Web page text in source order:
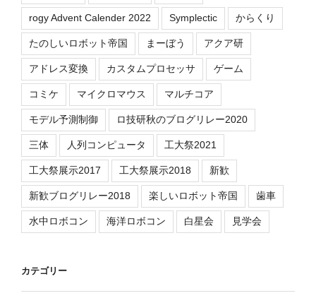
rogy Advent Calender 2022 Symplectic からくり
たのしいロボット帝国 まーぼう アクア研
アドレス変換 カスタムプロセッサ ゲーム
コミケ マイクロマウス マルチコア
モデル予測制御 ロ技研秋のブログリレー2020
三体 人列コンピュータ 工大祭2021
工大祭展示2017 工大祭展示2018 新歓
新歓ブログリレー2018 楽しいロボット帝国 歯車
水中ロボコン 海洋ロボコン 白星会 見学会
カテゴリー